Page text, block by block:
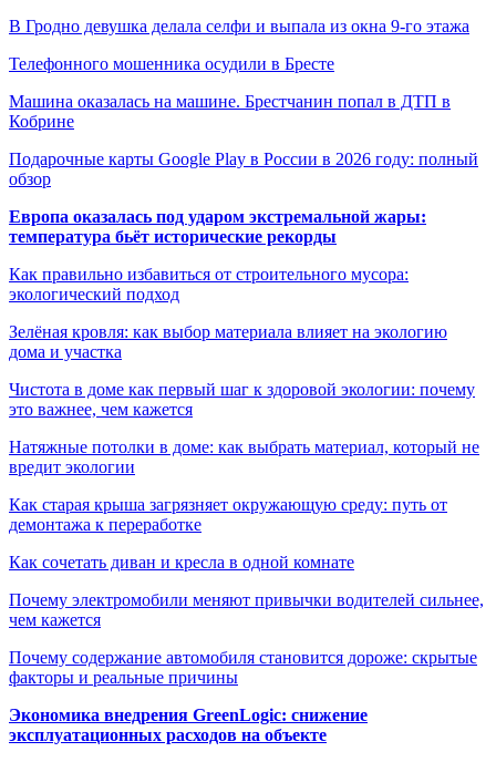
В Гродно девушка делала селфи и выпала из окна 9-го этажа
Телефонного мошенника осудили в Бресте
Машина оказалась на машине. Брестчанин попал в ДТП в
Кобрине
Подарочные карты Google Play в России в 2026 году: полный
обзор
Европа оказалась под ударом экстремальной жары:
температура бьёт исторические рекорды
Как правильно избавиться от строительного мусора:
экологический подход
Зелёная кровля: как выбор материала влияет на экологию
дома и участка
Чистота в доме как первый шаг к здоровой экологии: почему
это важнее, чем кажется
Натяжные потолки в доме: как выбрать материал, который не
вредит экологии
Как старая крыша загрязняет окружающую среду: путь от
демонтажа к переработке
Как сочетать диван и кресла в одной комнате
Почему электромобили меняют привычки водителей сильнее,
чем кажется
Почему содержание автомобиля становится дороже: скрытые
факторы и реальные причины
Экономика внедрения GreenLogic: снижение
эксплуатационных расходов на объекте